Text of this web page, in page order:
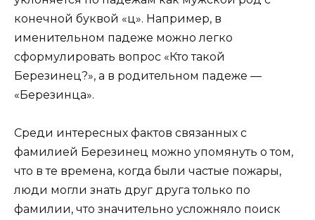
конечной буквой «ц». Например, в
именительном падеже можно легко
сформулировать вопрос «Кто такой
Березинец?», а в родительном падеже —
«Березинца».
Среди интересных фактов связанных с
фамилией Березинец можно упомянуть о том,
что в те времена, когда были частые пожары,
люди могли знать друг друга только по
фамилии, что значительно усложняло поиск